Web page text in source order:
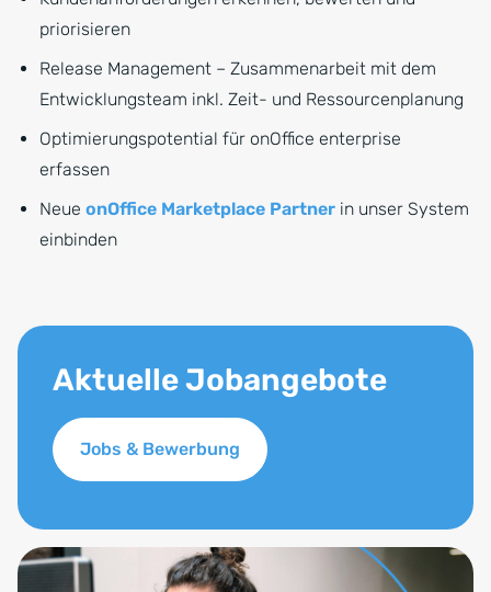
priorisieren
Release Management – Zusammenarbeit mit dem
Entwicklungsteam inkl. Zeit- und Ressourcenplanung
Optimierungspotential für onOffice enterprise
erfassen
Neue onOffice Marketplace Partner in unser System
einbinden
Aktuelle Jobangebote
Jobs & Bewerbung